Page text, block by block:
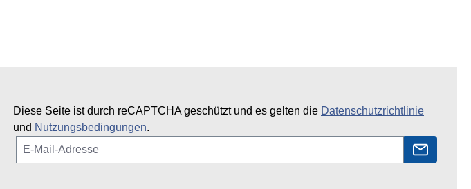
Diese Seite ist durch reCAPTCHA geschützt und es gelten die Datenschutzrichtlinie
und Nutzungsbedingungen.